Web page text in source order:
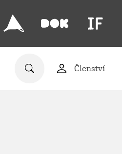
Členství